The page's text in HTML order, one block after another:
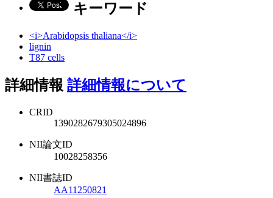
キーワード
<i>Arabidopsis thaliana</i>
lignin
T87 cells
詳細情報 詳細情報について
CRID
1390282679305024896
NII論文ID
10028258356
NII書誌ID
AA11250821